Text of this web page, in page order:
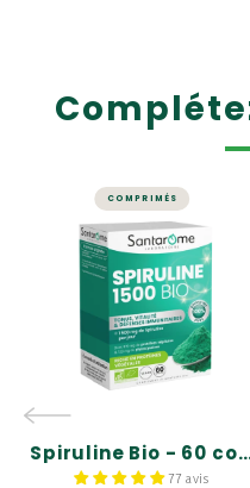
COMPRIMÉS
Spiruline Bio -
77 avis
ÉNERGIE ET VITALITÉ
Spiruline Bio - 60
comprimés
Vitalité
Renforce les défenses
immunitaires